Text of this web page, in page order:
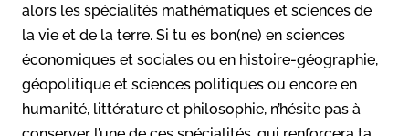
alors les spécialités mathématiques et sciences de
la vie et de la terre. Si tu es bon(ne) en sciences
économiques et sociales ou en histoire-géographie,
géopolitique et sciences politiques ou encore en
humanité, littérature et philosophie, n’hésite pas à